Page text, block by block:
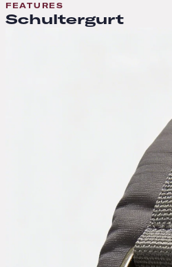
FEATURES
Schultergurt